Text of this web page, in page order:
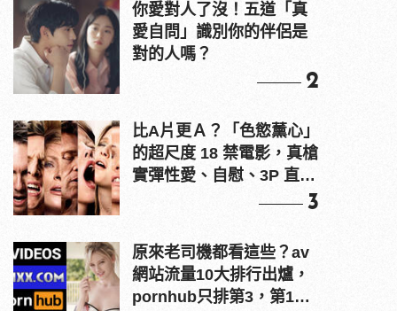
你愛對人了沒！五道「真
愛自問」識別你的伴侶是
對的人嗎？
2
比A片更Ａ？「色慾薰心」
的超尺度 18 禁電影，真槍
實彈性愛、自慰、3P 直接
3
原來老司機都看這些？av
網站流量10大排行出爐，
pornhub只排第3，第1名